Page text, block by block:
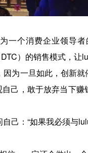
个消费企业领导
）的销售模式，让
为一旦如此，创新就
己，敢于放弃当下
己：“如果我必须与